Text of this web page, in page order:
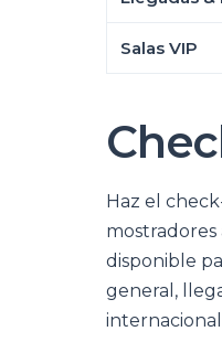
Salas VIP
Haz el
disponible
general,